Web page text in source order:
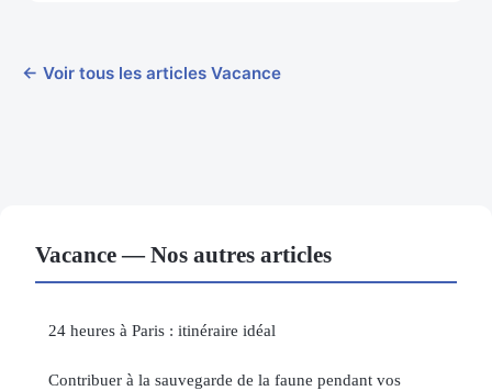
← Voir tous les articles Vacance
Vacance — Nos autres articles
24 heures à Paris : itinéraire idéal
Contribuer à la sauvegarde de la faune pendant vos